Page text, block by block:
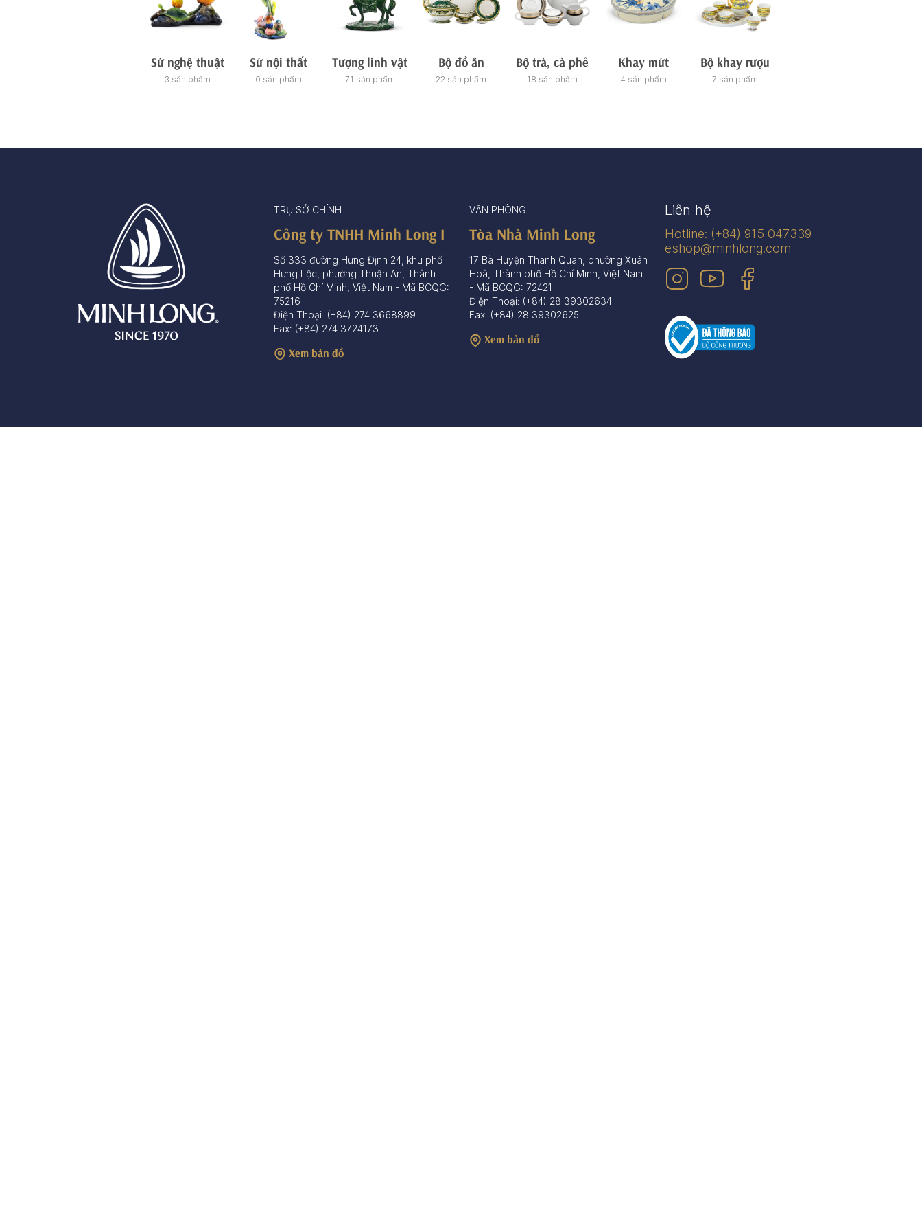
Sứ nghệ thuật
3 sản phẩm
Sứ nội thất
0 sản phẩm
Tượng linh vật
71 sản phẩm
Bộ đồ ăn
22 sản phẩm
Bộ trà, cà phê
18 sản phẩm
Khay mứt
4 sản phẩm
Bộ khay rượu
7 sản phẩm
TRỤ SỞ CHÍNH
Công ty TNHH Minh Long I
Số 333 đường Hưng Định 24, khu phố
Hưng Lộc, phường Thuận An, Thành
phố Hồ Chí Minh, Việt Nam - Mã BCQG:
75216
Điện Thoại: (+84) 274 3668899
Fax: (+84) 274 3724173
Xem bản đồ
VĂN PHÒNG
Tòa Nhà Minh Long
17 Bà Huyện Thanh Quan, phường Xuân
Hoà, Thành phố Hồ Chí Minh, Việt Nam
- Mã BCQG: 72421
Điện Thoại: (+84) 28 39302634
Fax: (+84) 28 39302625
Xem bản đồ
Liên hệ
Hotline: (+84) 915 047339
eshop@minhlong.com